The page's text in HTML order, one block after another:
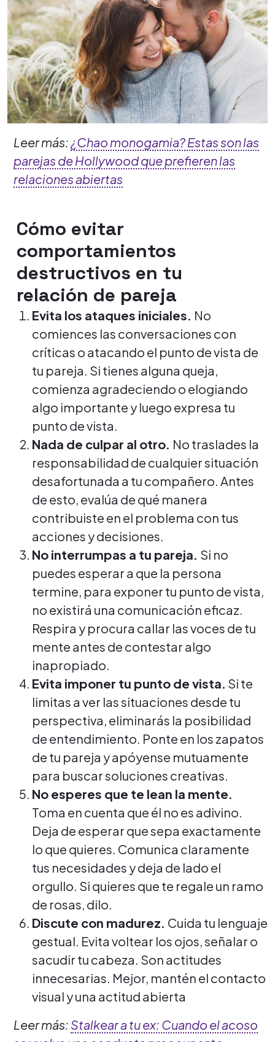
Leer más: ¿Chao monogamia? Estas son las
parejas de Hollywood que prefieren las
relaciones abiertas
Cómo evitar
comportamientos
destructivos en tu
relación de pareja
Evita los ataques iniciales. No
comiences las conversaciones con
críticas o atacando el punto de vista de
tu pareja. Si tienes alguna queja,
comienza agradeciendo o elogiando
algo importante y luego expresa tu
punto de vista.
Nada de culpar al otro. No traslades la
responsabilidad de cualquier situación
desafortunada a tu compañero. Antes
de esto, evalúa de qué manera
contribuiste en el problema con tus
acciones y decisiones.
No interrumpas a tu pareja. Si no
puedes esperar a que la persona
termine, para exponer tu punto de vista,
no existirá una comunicación eficaz.
Respira y procura callar las voces de tu
mente antes de contestar algo
inapropiado.
Evita imponer tu punto de vista. Si te
limitas a ver las situaciones desde tu
perspectiva, eliminarás la posibilidad
de entendimiento. Ponte en los zapatos
de tu pareja y apóyense mutuamente
para buscar soluciones creativas.
No esperes que te lean la mente.
Toma en cuenta que él no es adivino.
Deja de esperar que sepa exactamente
lo que quieres. Comunica claramente
tus necesidades y deja de lado el
orgullo. Si quieres que te regale un ramo
de rosas, dilo.
Discute con madurez. Cuida tu lenguaje
gestual. Evita voltear los ojos, señalar o
sacudir tu cabeza. Son actitudes
innecesarias. Mejor, mantén el contacto
visual y una actitud abierta
Leer más: Stalkear a tu ex: Cuando el acoso